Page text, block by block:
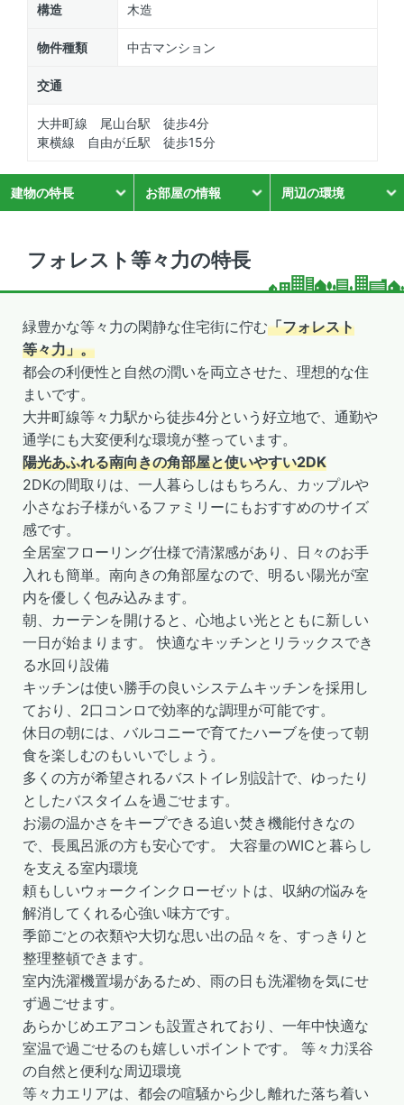
構造 木造
物件種類 中古マンション
交通
大井町線 尾山台駅 徒歩4分
東横線 自由が丘駅 徒歩15分
建物の特長 お部屋の情報 周辺の環境
フォレスト等々力の特長
緑豊かな等々力の閑静な住宅街に佇む「フォレスト
等々力」。
都会の利便性と自然の潤いを両立させた、理想的な住
まいです。
大井町線等々力駅から徒歩4分という好立地で、通勤や
通学にも大変便利な環境が整っています。
陽光あふれる南向きの角部屋と使いやすい2DK
2DKの間取りは、一人暮らしはもちろん、カップルや
小さなお子様がいるファミリーにもおすすめのサイズ
感です。
全居室フローリング仕様で清潔感があり、日々のお手
入れも簡単。南向きの角部屋なので、明るい陽光が室
内を優しく包み込みます。
朝、カーテンを開けると、心地よい光とともに新しい
一日が始まります。 快適なキッチンとリラックスでき
る水回り設備
キッチンは使い勝手の良いシステムキッチンを採用し
ており、2口コンロで効率的な調理が可能です。
休日の朝には、バルコニーで育てたハーブを使って朝
食を楽しむのもいいでしょう。
多くの方が希望されるバストイレ別設計で、ゆったり
としたバスタイムを過ごせます。
お湯の温かさをキープできる追い焚き機能付きなの
で、長風呂派の方も安心です。 大容量のWICと暮らし
を支える室内環境
頼もしいウォークインクローゼットは、収納の悩みを
解消してくれる心強い味方です。
季節ごとの衣類や大切な思い出の品々を、すっきりと
整理整頓できます。
室内洗濯機置場があるため、雨の日も洗濯物を気にせ
ず過ごせます。
あらかじめエアコンも設置されており、一年中快適な
室温で過ごせるのも嬉しいポイントです。 等々力渓谷
の自然と便利な周辺環境
等々力エリアは、都会の喧騒から少し離れた落ち着い